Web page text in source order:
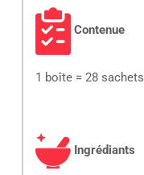
Contenue
1 boîte = 28 sachets
Ingrédiants